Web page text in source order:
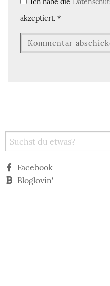
akzeptiert. *
Facebook
Bloglovin‘